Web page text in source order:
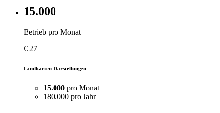
15.000
Betrieb pro Monat
€ 27
Landkarten-Darstellungen
15.000 pro Monat
180.000 pro Jahr